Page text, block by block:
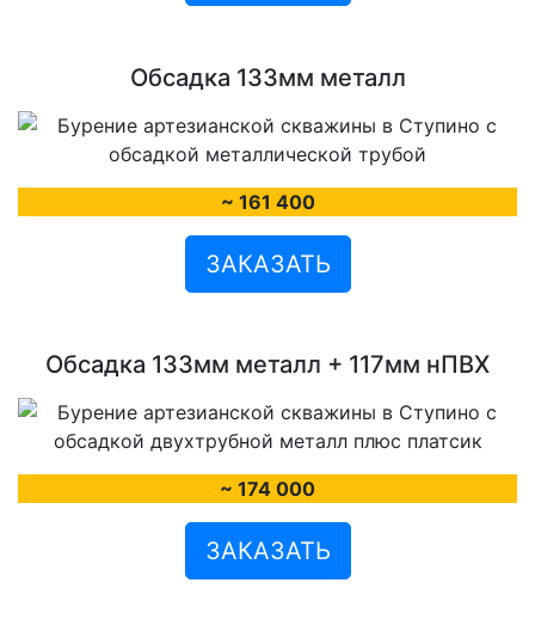
Обсадка 133мм металл
~ 161 400
ЗАКАЗАТЬ
Обсадка 133мм металл + 117мм нПВХ
~ 174 000
ЗАКАЗАТЬ